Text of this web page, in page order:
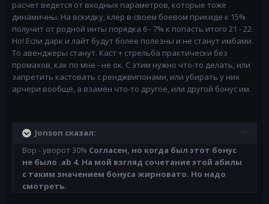
расчет ведется от входных параметров, которые тоже
динамичны. На вскидку, клер в своем боевом прикиде к 15%
получит от родной инты порядка 6 - 7% к попасть итого 21 - 22.
Но! Если дарк и лайт будут более полезны и не станут имбами.
То авенджеры станут. Каст + стрельба практически без
промахов, как по мне - не ок. С этим нужно что-то делать, или
запретить кастовать с ренджвипонами, или убирать у них
арчери вообще, а взамен что-то другое, или другой бонус им.
Jonson сказал:
Вор - уворот 30% Согласен, но когда был этот бонус
не было .ab 4. На мой взгляд сочетание этой абилы
с таким значением бонуса жирновато. Но надо
смотреть.